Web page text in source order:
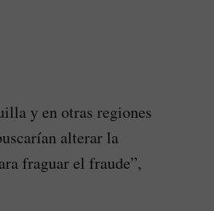
y en otras regiones
alterar la
fraguar el fraude”,